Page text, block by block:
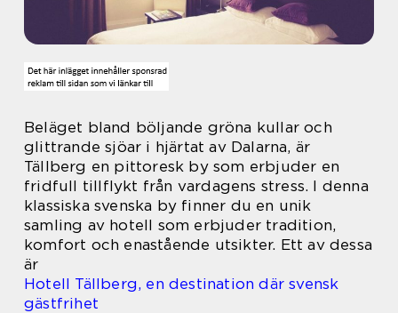
Beläget bland böljande gröna kullar och
glittrande sjöar i hjärtat av Dalarna, är
Tällberg en pittoresk by som erbjuder en
fridfull tillflykt från vardagens stress. I denna
klassiska svenska by finner du en unik
samling av hotell som erbjuder tradition,
komfort och enastående utsikter. Ett av dessa
är
Hotell Tällberg, en destination där svensk
gästfrihet